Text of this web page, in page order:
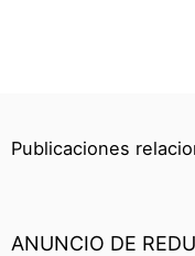
Publicaciones
ANUNCIO DE